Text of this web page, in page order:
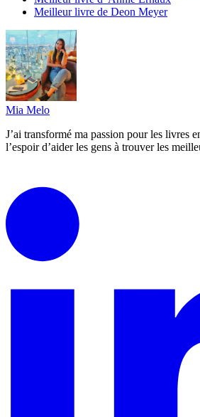
Meilleur livre de Deon Meyer
Mia Melo
J’ai transformé ma passion pour les livres
l’espoir d’aider les gens à trouver les